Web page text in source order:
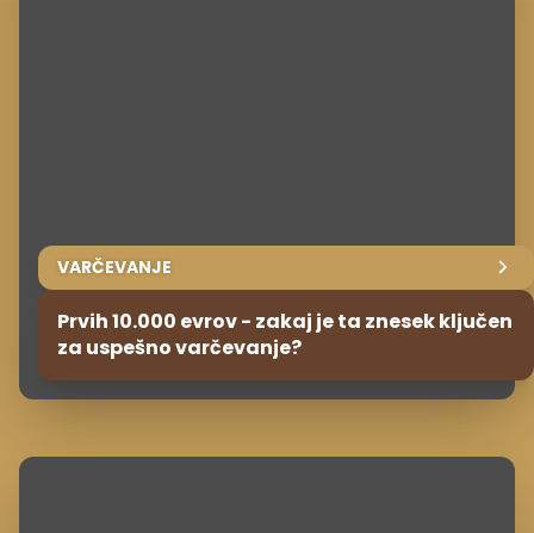
VARČEVANJE
Prvih 10.000 evrov - zakaj je ta znesek ključen
za uspešno varčevanje?